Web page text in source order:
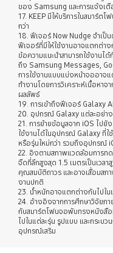
ของ Samsung และการแจ้งเ
17. KEEP มีให้บริการในสมาร์ต
กว่า
18. ฟีเจอร์ Now Nudge จำเป็
ฟีเจอร์ที่มีให้ใช้งานอาจแตกต่าง
ข้อความแนะนำสามารถใช้งาน
ถึง Samsung Messages,
การใช้งานแบบแบ่งหน้าจออาจ
ทำงานโดยการวิเคราะห์เนื้อห
ผลลัพธ์
19. การเข้าถึงฟีเจอร์
20. อุปกรณ์ Galaxy แต่ละอย่า
21. การย้ายข้อมูลจาก iOS ไปยั
ใช้งานได้ในอุปกรณ์ Galaxy ที่ใ
หรือรุ่นใหม่กว่า รวมถึงอุปกรณ์
22. อิงตามสภาพแวดล้อมการท
จืดที่ลึกสูงสุด 1.5 เมตรเป็นเวล
คุณสมบัติถาวร และอาจเสื่อมสภ
งานปกติ
23. น้ำหนักอาจแตกต่างกันไปใน
24. อ้างอิงจากการศึกษาวิจัยภ
กับสมาร์ตโฟนจอพับทรงหนังสือ
ไปในแต่ละรุ่น รูปแบบ และกระบ
อุปกรณ์เสริม